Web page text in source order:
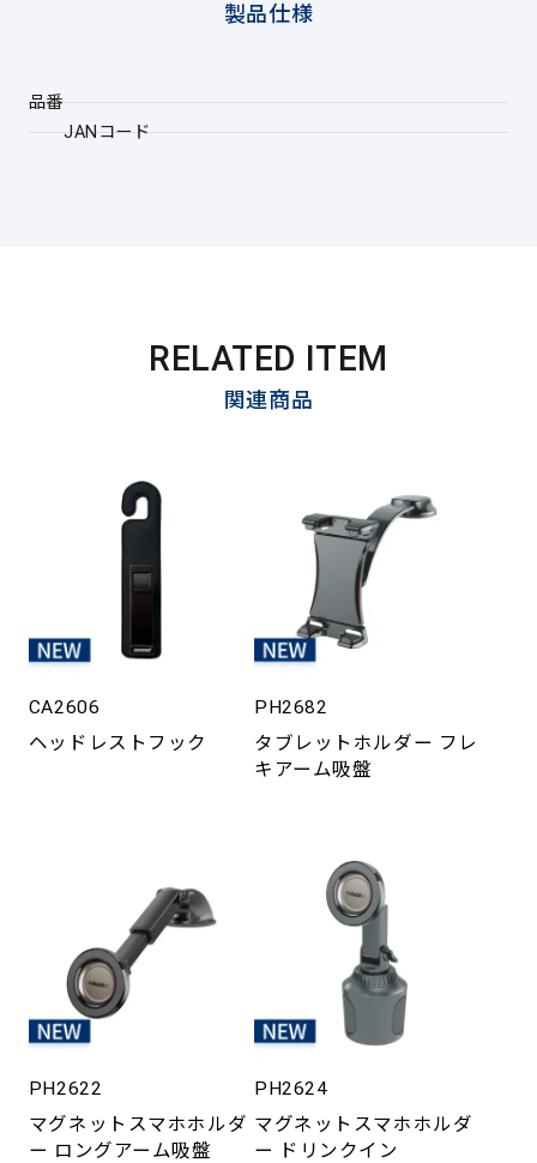
製品仕様
品番
JANコード
RELATED ITEM
関連商品
CA2606
ヘッドレストフック
PH2682
タブレットホルダー フレ
キアーム吸盤
PH2622
マグネットスマホホルダ
ー ロングアーム吸盤
PH2624
マグネットスマホホルダ
ー ドリンクイン